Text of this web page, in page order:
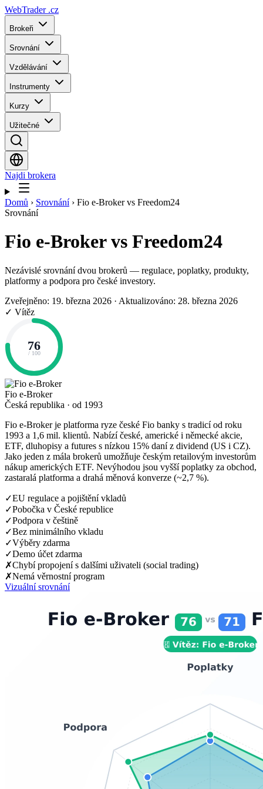
WebTrader .cz
Brokeři
Srovnání
Vzdělávání
Instrumenty
Kurzy
Užitečné
Najdi brokera
Domů › Srovnání › Fio e-Broker vs Freedom24
Srovnání
Fio e-Broker vs Freedom24
Nezávislé srovnání dvou brokerů — regulace, poplatky, produkty,
platformy a podpora pro české investory.
Zveřejněno: 19. března 2026 · Aktualizováno: 28. března 2026
✓ Vítěz
76
/ 100
Fio e-Broker
Česká republika · od 1993
Fio e-Broker je platforma ryze české Fio banky s tradicí od roku
1993 a 1,6 mil. klientů. Nabízí české, americké i německé akcie,
ETF, dluhopisy a futures s nízkou 15% daní z dividend (US i CZ).
Jako jeden z mála brokerů umožňuje českým retailovým investorům
nákup amerických ETF. Nevýhodou jsou vyšší poplatky za obchod,
zastaralá platforma a drahá měnová konverze (~2,7 %).
✓EU regulace a pojištění vkladů
✓Pobočka v České republice
✓Podpora v češtině
✓Bez minimálního vkladu
✓Výběry zdarma
✓Demo účet zdarma
✗Chybí propojení s dalšími uživateli (social trading)
✗Nemá věrnostní program
Vizuální srovnání